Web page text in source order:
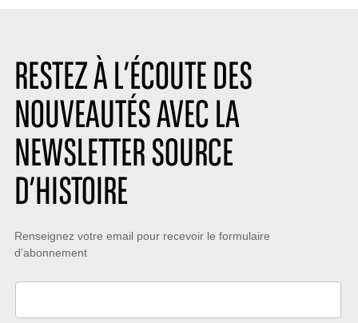
RESTEZ À L’ÉCOUTE DES
NOUVEAUTÉS AVEC LA
NEWSLETTER SOURCE
D’HISTOIRE
Restez
à
l’écoute
Renseignez votre email pour recevoir le formulaire
d’abonnement